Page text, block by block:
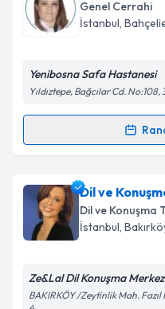
randevu almanız için
posta ile
E-posta Adresiniz
Kişisel
kapsamda
Genel Cerrahi
İstanbul,
Yenibosna Safa Hastanesi
Yıldıztepe, Bağcılar Cd.
Randevu
Op. Dr. Khadija
talebi oluşturun. Size
için bir takvim
bilgilendireceğiz.
Dil ve
Dil ve Konuşma
İstanbul,
Ze&Lal Dil Konuşma
BAKIRKÖY /Zeytinlik Mah. Fazıl